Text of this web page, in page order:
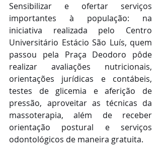
Sensibilizar e ofertar serviços
importantes à população: na
iniciativa realizada pelo Centro
Universitário Estácio São Luís, quem
passou pela Praça Deodoro pôde
realizar avaliações nutricionais,
orientações jurídicas e contábeis,
testes de glicemia e aferição de
pressão, aproveitar as técnicas da
massoterapia, além de receber
orientação postural e serviços
odontológicos de maneira gratuita.